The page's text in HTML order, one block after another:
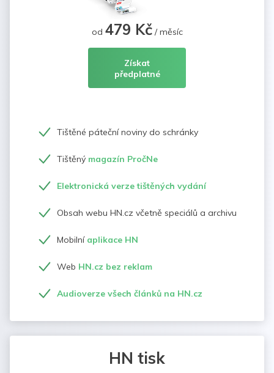
od 479 Kč/ měsíc
Získat
předplatné
Tištěné páteční noviny do schránky
Tištěný magazín PročNe
Elektronická verze tištěných vydání
Obsah webu HN.cz včetně speciálů a archivu
Mobilní aplikace HN
Web HN.cz bez reklam
Audioverze všech článků na HN.cz
HN tisk